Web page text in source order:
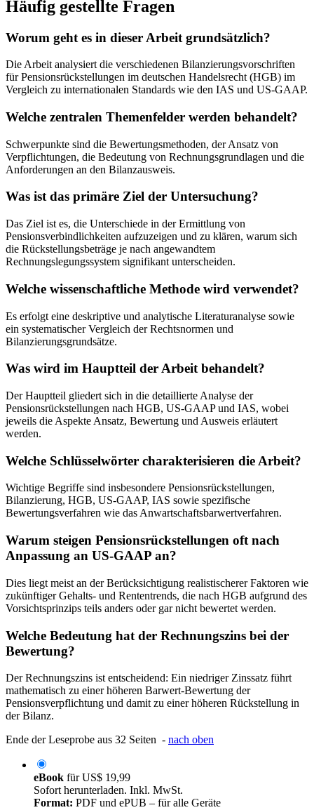
Häufig gestellte Fragen
Worum geht es in dieser Arbeit grundsätzlich?
Die Arbeit analysiert die verschiedenen Bilanzierungsvorschriften
für Pensionsrückstellungen im deutschen Handelsrecht (HGB) im
Vergleich zu internationalen Standards wie den IAS und US-GAAP.
Welche zentralen Themenfelder werden behandelt?
Schwerpunkte sind die Bewertungsmethoden, der Ansatz von
Verpflichtungen, die Bedeutung von Rechnungsgrundlagen und die
Anforderungen an den Bilanzausweis.
Was ist das primäre Ziel der Untersuchung?
Das Ziel ist es, die Unterschiede in der Ermittlung von
Pensionsverbindlichkeiten aufzuzeigen und zu klären, warum sich
die Rückstellungsbeträge je nach angewandtem
Rechnungslegungssystem signifikant unterscheiden.
Welche wissenschaftliche Methode wird verwendet?
Es erfolgt eine deskriptive und analytische Literaturanalyse sowie
ein systematischer Vergleich der Rechtsnormen und
Bilanzierungsgrundsätze.
Was wird im Hauptteil der Arbeit behandelt?
Der Hauptteil gliedert sich in die detaillierte Analyse der
Pensionsrückstellungen nach HGB, US-GAAP und IAS, wobei
jeweils die Aspekte Ansatz, Bewertung und Ausweis erläutert
werden.
Welche Schlüsselwörter charakterisieren die Arbeit?
Wichtige Begriffe sind insbesondere Pensionsrückstellungen,
Bilanzierung, HGB, US-GAAP, IAS sowie spezifische
Bewertungsverfahren wie das Anwartschaftsbarwertverfahren.
Warum steigen Pensionsrückstellungen oft nach
Anpassung an US-GAAP an?
Dies liegt meist an der Berücksichtigung realistischerer Faktoren wie
zukünftiger Gehalts- und Rententrends, die nach HGB aufgrund des
Vorsichtsprinzips teils anders oder gar nicht bewertet werden.
Welche Bedeutung hat der Rechnungszins bei der
Bewertung?
Der Rechnungszins ist entscheidend: Ein niedriger Zinssatz führt
mathematisch zu einer höheren Barwert-Bewertung der
Pensionsverpflichtung und damit zu einer höheren Rückstellung in
der Bilanz.
Ende der Leseprobe aus 32 Seiten - nach oben
eBook fürUS$ 19,99
Sofort herunterladen. Inkl. MwSt.
Format: PDF und ePUB – für alle Geräte